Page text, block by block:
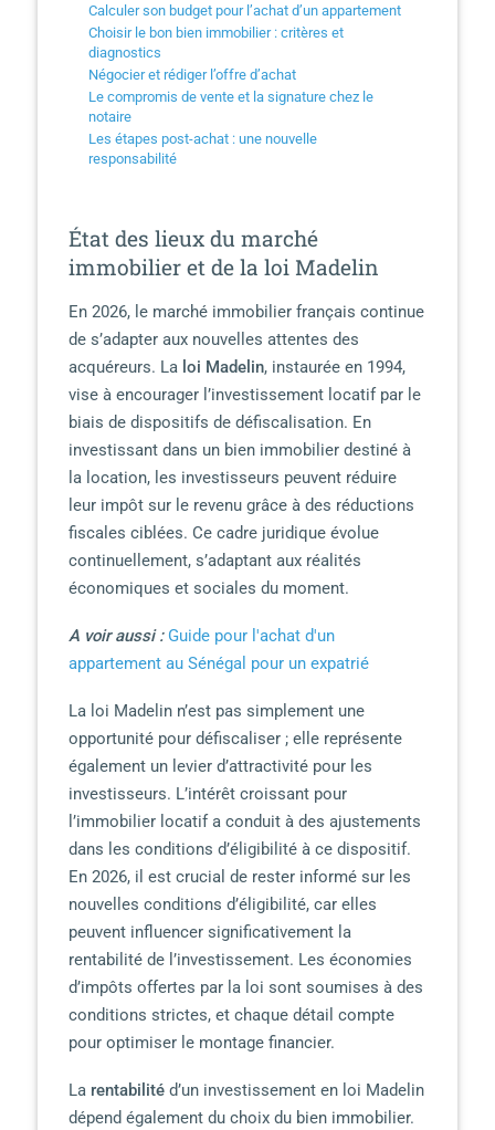
Calculer son budget pour l’achat d’un appartement
Choisir le bon bien immobilier : critères et
diagnostics
Négocier et rédiger l’offre d’achat
Le compromis de vente et la signature chez le
notaire
Les étapes post-achat : une nouvelle
responsabilité
État des lieux du marché
immobilier et de la loi Madelin
En 2026, le marché immobilier français continue
de s’adapter aux nouvelles attentes des
acquéreurs. La loi Madelin, instaurée en 1994,
vise à encourager l’investissement locatif par le
biais de dispositifs de défiscalisation. En
investissant dans un bien immobilier destiné à
la location, les investisseurs peuvent réduire
leur impôt sur le revenu grâce à des réductions
fiscales ciblées. Ce cadre juridique évolue
continuellement, s’adaptant aux réalités
économiques et sociales du moment.
A voir aussi : Guide pour l'achat d'un
appartement au Sénégal pour un expatrié
La loi Madelin n’est pas simplement une
opportunité pour défiscaliser ; elle représente
également un levier d’attractivité pour les
investisseurs. L’intérêt croissant pour
l’immobilier locatif a conduit à des ajustements
dans les conditions d’éligibilité à ce dispositif.
En 2026, il est crucial de rester informé sur les
nouvelles conditions d’éligibilité, car elles
peuvent influencer significativement la
rentabilité de l’investissement. Les économies
d’impôts offertes par la loi sont soumises à des
conditions strictes, et chaque détail compte
pour optimiser le montage financier.
La rentabilitéd’un investissement en loi Madelin
dépend également du choix du bien immobilier.